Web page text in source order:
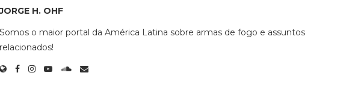
JORGE H. OHF
Somos o maior portal da América Latina sobre armas de fogo e assuntos
relacionados!